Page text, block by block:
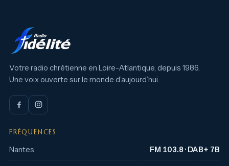
Votre radio chrétienne en Loire-Atlantique, depuis 1986.
Une voix ouverte sur le monde d’aujourd’hui.
FRÉQUENCES
Nantes FM 103.8 · DAB+ 7B